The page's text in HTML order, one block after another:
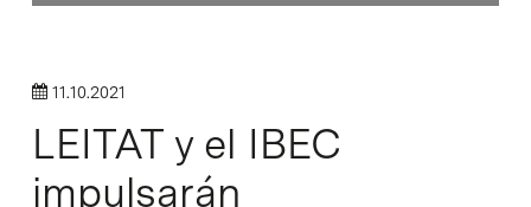
11.10.2021
LEITAT y el IBEC
impulsarán